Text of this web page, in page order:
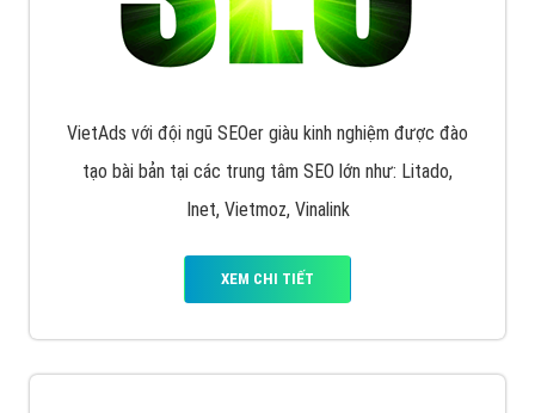
VietAds với đội ngũ SEOer giàu kinh nghiệm được đào
tạo bài bản tại các trung tâm SEO lớn như: Litado,
Inet, Vietmoz, Vinalink
XEM CHI TIẾT